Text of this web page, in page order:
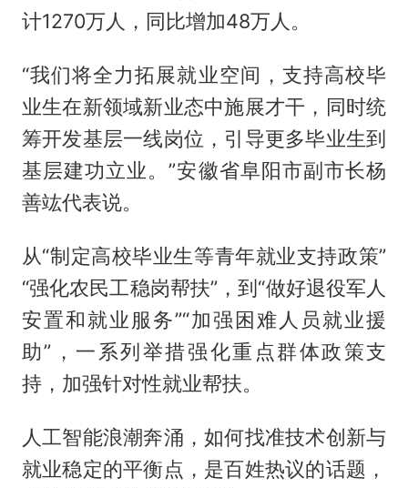
计1270万人，同比增加48万人。
“我们将全力拓展就业空间，支持高校毕
业生在新领域新业态中施展才干，同时统
筹开发基层一线岗位，引导更多毕业生到
基层建功立业。”安徽省阜阳市副市长杨
善竑代表说。
从“制定高校毕业生等青年就业支持政策”
“强化农民工稳岗帮扶”，到“做好退役军人
安置和就业服务”“加强困难人员就业援
助”，一系列举措强化重点群体政策支
持，加强针对性就业帮扶。
人工智能浪潮奔涌，如何找准技术创新与
就业稳定的平衡点，是百姓热议的话题，